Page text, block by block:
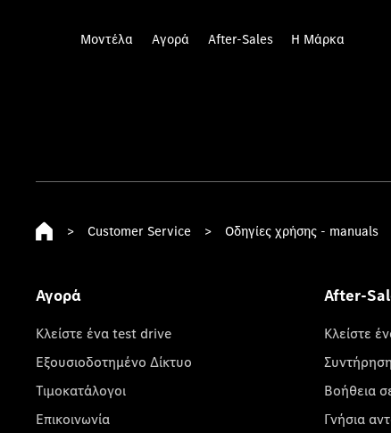
Μοντέλα Αγορά After-Sales Η Μάρκα
> Customer Service > Οδηγίες χρήσης - manuals
Αγορά
Κλείστε ένα test drive
Εξουσιοδοτημένο Δίκτυο
Τιμοκατάλογοι
Επικοινωνία
After-
Κλείστε
Συντήρηση
Βοήθεια
Γνήσια